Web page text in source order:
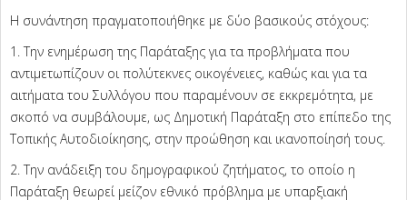
Η συνάντηση πραγματοποιήθηκε με δύο βασικούς στόχους:
1. Την ενημέρωση της Παράταξης για τα προβλήματα που
αντιμετωπίζουν οι πολύτεκνες οικογένειες, καθώς και για τα
αιτήματα του Συλλόγου που παραμένουν σε εκκρεμότητα, με
σκοπό να συμβάλουμε, ως Δημοτική Παράταξη στο επίπεδο της
Τοπικής Αυτοδιοίκησης, στην προώθηση και ικανοποίησή τους.
2. Την ανάδειξη του δημογραφικού ζητήματος, το οποίο η
Παράταξη θεωρεί μείζον εθνικό πρόβλημα με υπαρξιακή